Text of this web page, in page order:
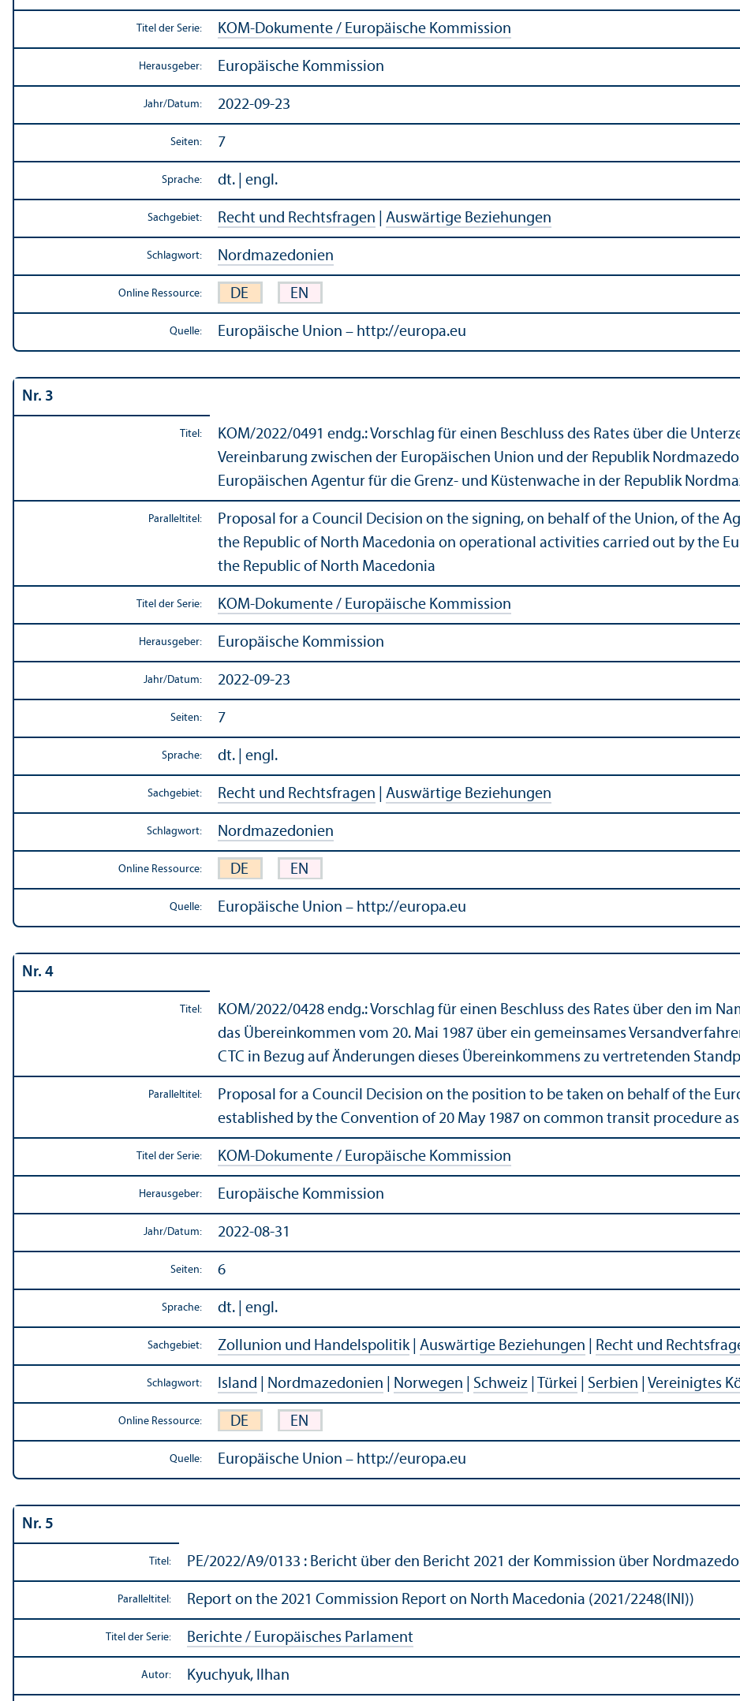
Titel der Serie: KOM-Dokumente / Europäische Kommission
Herausgeber: Europäische Kommission
Jahr/Datum: 2022-09-23
Seiten: 7
Sprache: dt. | engl.
Sachgebiet: Recht und Rechts­fragen Auswärtige Beziehungen
Schlagwort: Nordmazedonien
Online Ressource: DE EN
Quelle: Europäische Union – http://europa.eu
Nr. 3
Titel: KOM/2022/0491 endg.: Vorschlag für einen Beschluss des Rates über die
Vereinbarung zwischen der Europäischen Union und der Republik
Europäischen Agentur für die Grenz- und Küstenwache in der Republik
Paralleltitel:
Proposal for a Council Decision on the signing, on behalf of the Union, of the
the Republic of North Macedonia on operational activities carried out by the
the Republic of North Macedonia
Titel der Serie: KOM-Dokumente / Europäische Kommission
Herausgeber: Europäische Kommission
Jahr/Datum: 2022-09-23
Seiten: 7
Sprache: dt. | engl.
Sachgebiet: Recht und Rechts­fragen Auswärtige Beziehungen
Schlagwort: Nordmazedonien
Online Ressource: DE EN
Quelle: Europäische Union – http://europa.eu
Nr. 4
Titel: KOM/2022/0428 endg.: Vorschlag für einen Beschluss des Rates über den im
das Über­einkommen vom 20. Mai 1987 über ein gemeinsames
CTC in Bezug auf Änderungen dieses Über­einkommens zu vertretenden
Paralleltitel:
Proposal for a Council Decision on the position to be taken on behalf of the
established by the Convention of 20 May 1987 on common transit procedure
Titel der Serie: KOM-Dokumente / Europäische Kommission
Herausgeber: Europäische Kommission
Jahr/Datum: 2022-08-31
Seiten: 6
Sprache: dt. | engl.
Sachgebiet: Zollunion und Handels­politik| Auswärtige Beziehungen Recht und
Schlagwort: Island Nordmazedonien Norwegen Schweiz Türkei Serbien Vereinigtes
Online Ressource: DE EN
Quelle: Europäische Union – http://europa.eu
Nr. 5
Titel: PE/2022/A9/0133 : Bericht über den Bericht 2021 der Kommission über
Paralleltitel: Report on the 2021 Commission Report on North Macedonia (2021/2248(INI))
Titel der Serie: Berichte / Europäisches Parlament
Autor: Kyuchyuk, Ilhan